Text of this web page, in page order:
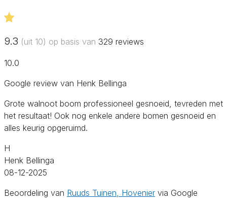
9.3 (uit 10) op basis van 329 reviews
10.0
Google review van Henk Bellinga
Grote walnoot boom professioneel gesnoeid, tevreden met
het resultaat! Ook nog enkele andere bomen gesnoeid en
alles keurig opgeruimd.
H
Henk Bellinga
08-12-2025
Beoordeling van Ruuds Tuinen, Hovenier via Google